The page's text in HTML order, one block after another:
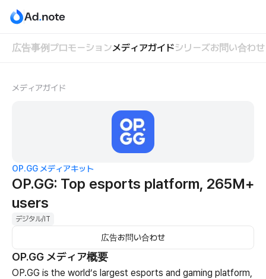
広告事例 プロモーションメディアガイドシリーズお問い合わせ
メディアガイド
OP.GG メディアキット
OP.GG: Top esports platform, 265M+
users
デジタル/IT
広告お問い合わせ
OP.GG メディア概要
OP.GG is the world’s largest esports and gaming platform,